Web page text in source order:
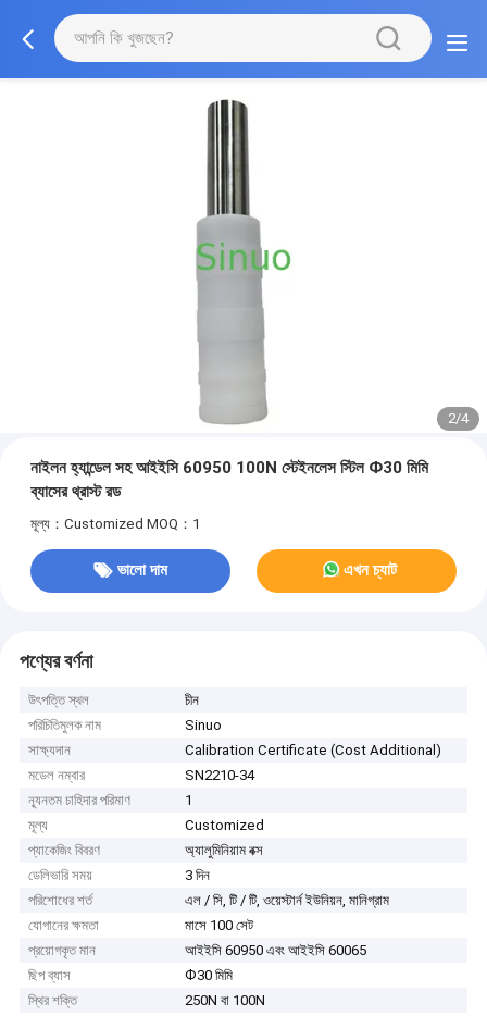
2/4
নাইলন হ্যান্ডেল সহ আইইসি 60950 100N স্টেইনলেস স্টিল Ф30 মিমি
ব্যাসের থ্রাস্ট রড
মূল্য：Customized MOQ：1
ভালো দাম এখন চ্যাট
পণ্যের বর্ণনা
উৎপত্তি স্থল
চীন
পরিচিতিমুলক নাম
Sinuo
সাক্ষ্যদান
Calibration Certificate (Cost Additional)
মডেল নম্বার
SN2210-34
ন্যূনতম চাহিদার পরিমাণ
1
মূল্য
Customized
প্যাকেজিং বিবরণ
অ্যালুমিনিয়াম বক্স
ডেলিভারি সময়
3 দিন
পরিশোধের শর্ত
এল / সি, টি / টি, ওয়েস্টার্ন ইউনিয়ন, মানিগ্রাম
যোগানের ক্ষমতা
মাসে 100 সেট
প্রয়োগকৃত মান
আইইসি 60950 এবং আইইসি 60065
ছিপ ব্যাস
Ф30 মিমি
স্থির শক্তি
250N বা 100N